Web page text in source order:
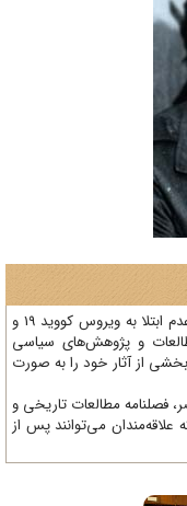
با توجه به نیاز به تداوم مراقبت‌های بهداشتی برای عدم ابتلا به ویروس کووید 19 و
و پژوهش‌های سیاسی
از آثار خود را به صورت
مطالعات تاریخی و
می‌توانند پس از